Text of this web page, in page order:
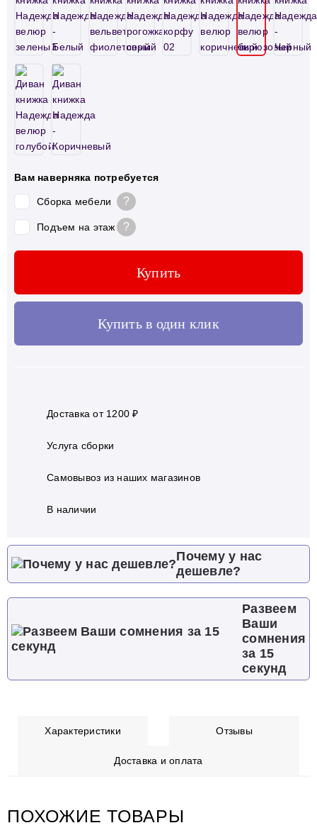
Вам наверняка потребуется
Сборка мебели ?
Подъем на этаж ?
Купить
Купить в один клик
Доставка от 1200 ₽
Услуга сборки
Самовывоз из наших магазинов
В наличии
Почему у нас
дешевле?
Развеем
Ваши
сомнения
за 15
секунд
Характеристики Отзывы
Доставка и оплата
ПОХОЖИЕ ТОВАРЫ